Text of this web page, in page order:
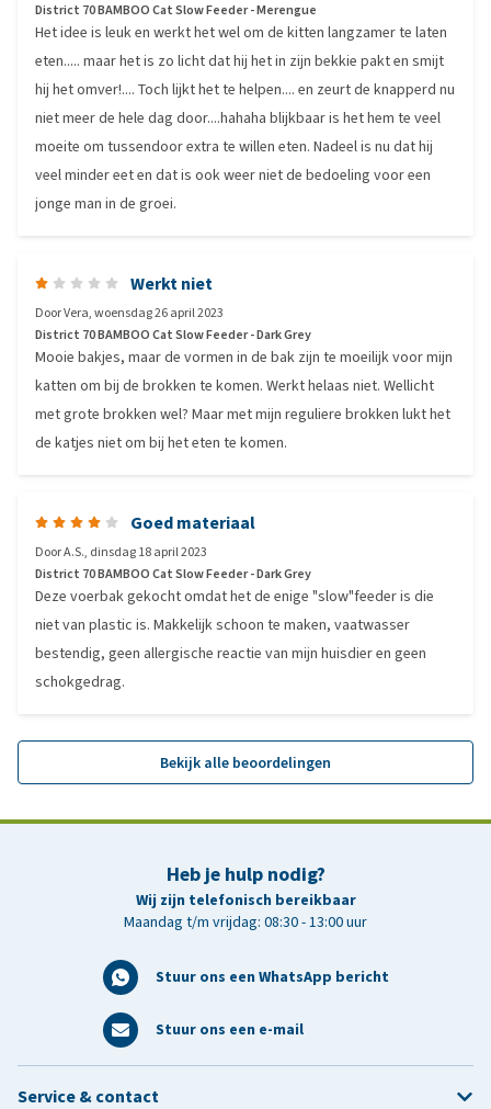
District 70 BAMBOO Cat Slow Feeder - Merengue
Het idee is leuk en werkt het wel om de kitten langzamer te laten
eten..... maar het is zo licht dat hij het in zijn bekkie pakt en smijt
hij het omver!.... Toch lijkt het te helpen.... en zeurt de knapperd nu
niet meer de hele dag door....hahaha blijkbaar is het hem te veel
moeite om tussendoor extra te willen eten. Nadeel is nu dat hij
veel minder eet en dat is ook weer niet de bedoeling voor een
jonge man in de groei.
Werkt niet
DoorVera,woensdag 26 april 2023
District 70 BAMBOO Cat Slow Feeder - Dark Grey
Mooie bakjes, maar de vormen in de bak zijn te moeilijk voor mijn
katten om bij de brokken te komen. Werkt helaas niet. Wellicht
met grote brokken wel? Maar met mijn reguliere brokken lukt het
de katjes niet om bij het eten te komen.
Goed materiaal
DoorA.S., dinsdag 18 april 2023
District 70 BAMBOO Cat Slow Feeder - Dark Grey
Deze voerbak gekocht omdat het de enige "slow"feeder is die
niet van plastic is. Makkelijk schoon te maken, vaatwasser
bestendig, geen allergische reactie van mijn huisdier en geen
schokgedrag.
Bekijk alle beoordelingen
Heb je hulp nodig?
Wij zijn telefonisch bereikbaar
Maandag t/m vrijdag: 08:30 - 13:00 uur
Stuur ons een WhatsApp bericht
Stuur ons een e-mail
Service & contact